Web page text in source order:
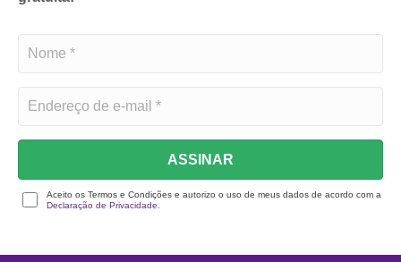
ASSINAR
Aceito os Termos e Condições e autorizo o uso de meus dados de acordo com a
Declaração de Privacidade.